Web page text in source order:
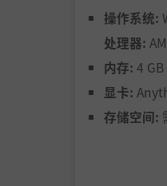
操作系统:
处理器:
内存: 4 GB
显卡:
存储空间: